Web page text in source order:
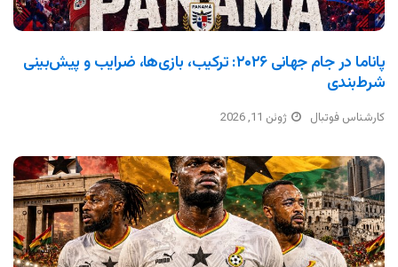
پاناما در جام جهانی ۲۰۲۶: ترکیب، بازی‌ها، ضرایب و پیش‌بینی
شرط‌بندی
کارشناس فوتبال ژوئن 11, 2026